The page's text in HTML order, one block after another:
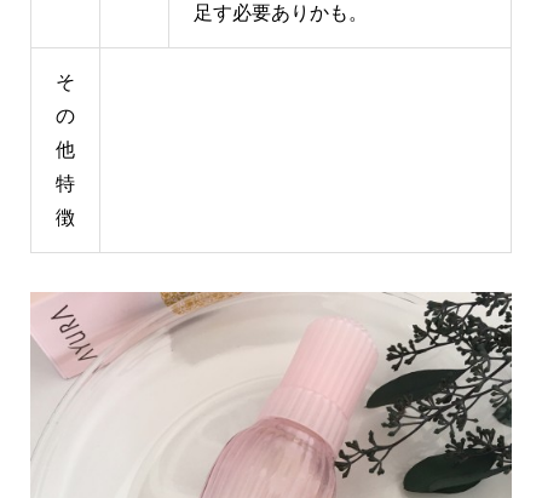
足す必要ありかも。
そ
の
他
特
徴